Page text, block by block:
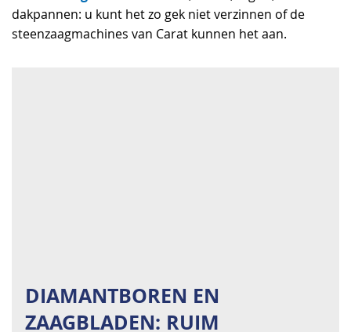
dakpannen: u kunt het zo gek niet verzinnen of de
steenzaagmachines van Carat kunnen het aan.
DIAMANTBOREN EN
ZAAGBLADEN: RUIM